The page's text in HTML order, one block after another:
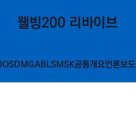
웰빙200 리바이브
IOSDMGABLSMSK공통개요언론보도